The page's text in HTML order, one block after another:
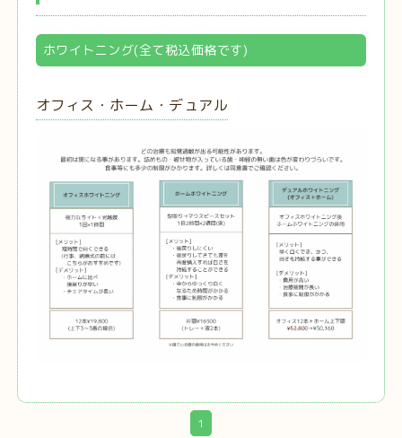
ホワイトニング(全て税込価格です)
オフィス・ホーム・デュアル
1